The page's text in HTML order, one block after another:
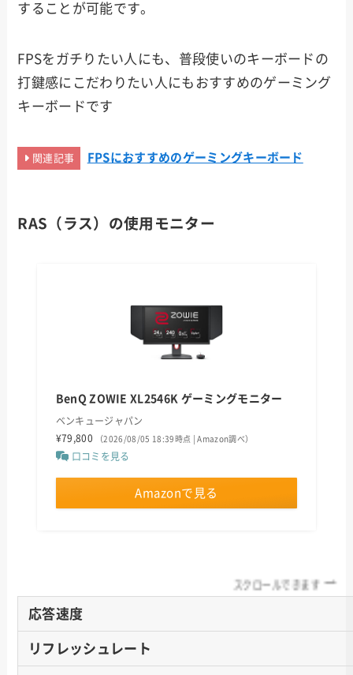
することが可能です。
FPSをガチりたい人にも、普段使いのキーボードの
打鍵感にこだわりたい人にもおすすめのゲーミング
キーボードです
関連記事 FPSにおすすめのゲーミングキーボード
RAS（ラス）の使用モニター
BenQ ZOWIE XL2546K ゲーミングモニター
ベンキュージャパン
¥79,800
（2026/08/05 18:39時点 | Amazon調べ）
口コミを見る
Amazonで見る
スクロールできます
応答速度
リフレッシュレート